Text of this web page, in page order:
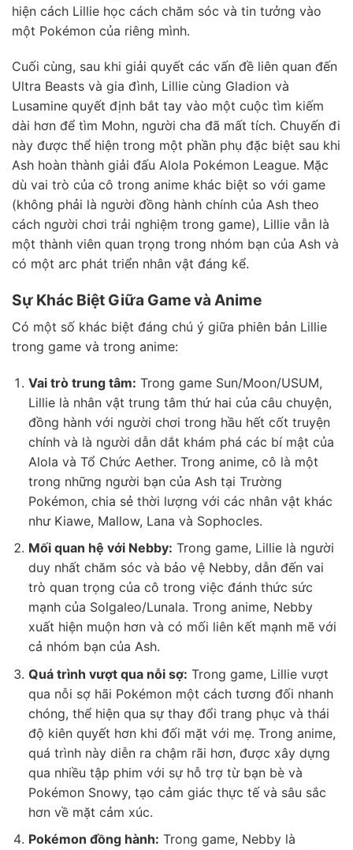
hiện cách Lillie học cách chăm sóc và tin tưởng vào
một Pokémon của riêng mình.
Cuối cùng, sau khi giải quyết các vấn đề liên quan đến
Ultra Beasts và gia đình, Lillie cùng Gladion và
Lusamine quyết định bắt tay vào một cuộc tìm kiếm
dài hơn để tìm Mohn, người cha đã mất tích. Chuyến đi
này được thể hiện trong một phần phụ đặc biệt sau khi
Ash hoàn thành giải đấu Alola Pokémon League. Mặc
dù vai trò của cô trong anime khác biệt so với game
(không phải là người đồng hành chính của Ash theo
cách người chơi trải nghiệm trong game), Lillie vẫn là
một thành viên quan trọng trong nhóm bạn của Ash và
có một arc phát triển nhân vật đáng kể.
Sự Khác Biệt Giữa Game và Anime
Có một số khác biệt đáng chú ý giữa phiên bản Lillie
trong game và trong anime:
Vai trò trung tâm: Trong game Sun/Moon/USUM,
Lillie là nhân vật trung tâm thứ hai của câu chuyện,
đồng hành với người chơi trong hầu hết cốt truyện
chính và là người dẫn dắt khám phá các bí mật của
Alola và Tổ Chức Aether. Trong anime, cô là một
trong những người bạn của Ash tại Trường
Pokémon, chia sẻ thời lượng với các nhân vật khác
như Kiawe, Mallow, Lana và Sophocles.
Mối quan hệ với Nebby: Trong game, Lillie là người
duy nhất chăm sóc và bảo vệ Nebby, dẫn đến vai
trò quan trọng của cô trong việc đánh thức sức
mạnh của Solgaleo/Lunala. Trong anime, Nebby
xuất hiện muộn hơn và có mối liên kết mạnh mẽ với
cả nhóm bạn của Ash.
Quá trình vượt qua nỗi sợ: Trong game, Lillie vượt
qua nỗi sợ hãi Pokémon một cách tương đối nhanh
chóng, thể hiện qua sự thay đổi trang phục và thái
độ kiên quyết hơn khi đối mặt với mẹ. Trong anime,
quá trình này diễn ra chậm rãi hơn, được xây dựng
qua nhiều tập phim với sự hỗ trợ từ bạn bè và
Pokémon Snowy, tạo cảm giác thực tế và sâu sắc
hơn về mặt cảm xúc.
Pokémon đồng hành: Trong game, Nebby là